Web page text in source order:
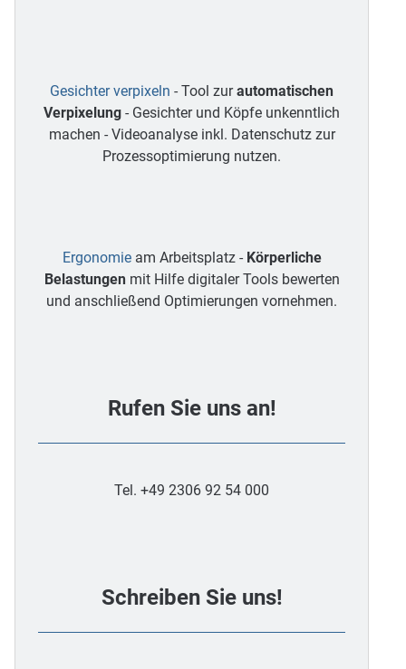
Gesichter verpixeln - Tool zurautomatischen
Verpixelung - Gesichter und Köpfe unkenntlich
machen - Videoanalyse inkl. Datenschutz zur
Prozessoptimierung nutzen.
Ergonomieam Arbeitsplatz - Körperliche
Belastungenmit Hilfe digitaler Tools bewerten
und anschließend Optimierungen vornehmen.
Rufen Sie uns an!
Tel. +49 2306 92 54 000
Schreiben Sie uns!